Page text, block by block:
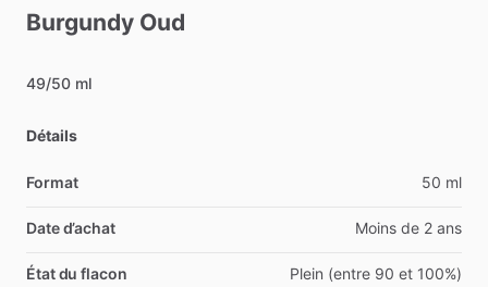
Burgundy Oud
49​/​50 ml
Détails
Format 50 ml
Date d’achat Moins de 2 ans
État du flacon Plein (entre 90 et 100%)